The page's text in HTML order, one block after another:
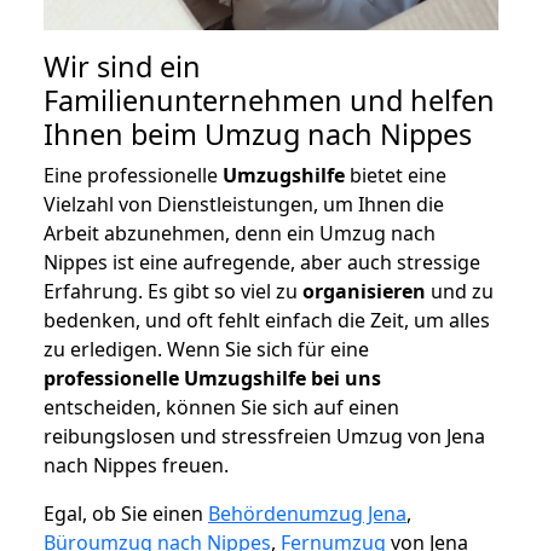
Wir sind ein
Familienunternehmen und helfen
Ihnen beim Umzug nach Nippes
Eine professionelle Umzugshilfe bietet eine
Vielzahl von Dienstleistungen, um Ihnen die
Arbeit abzunehmen, denn ein Umzug nach
Nippes ist eine aufregende, aber auch stressige
Erfahrung. Es gibt so viel zu organisieren und zu
bedenken, und oft fehlt einfach die Zeit, um alles
zu erledigen. Wenn Sie sich für eine
professionelle Umzugshilfe bei uns
entscheiden, können Sie sich auf einen
reibungslosen und stressfreien Umzug von Jena
nach Nippes freuen.
Egal, ob Sie einen Behördenumzug Jena,
Büroumzug nach Nippes, Fernumzug von Jena